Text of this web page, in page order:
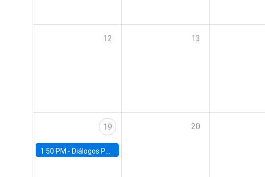
12 13
19
1:50 PM - Diálogos Públicos EG+ FACEA | Con Rodrigo Valdés
20